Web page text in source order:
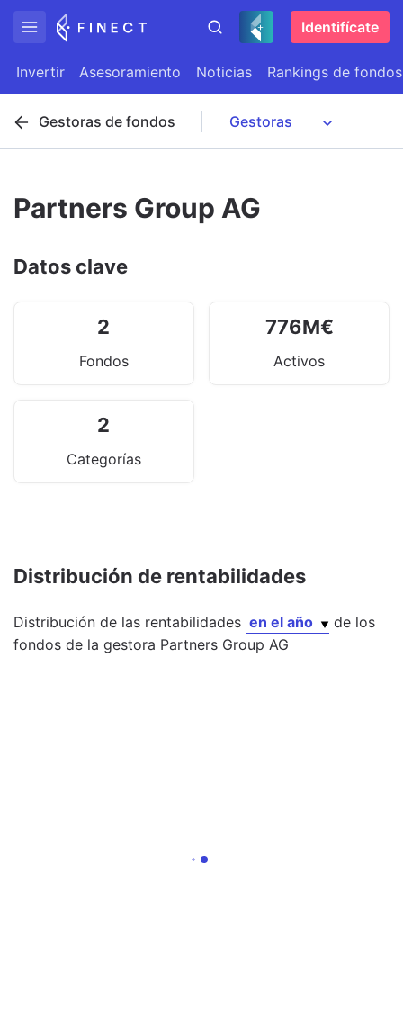
Identifícate
Invertir Asesoramiento Noticias Rankings de fondos
Gestoras de fondos
Partners Group AG
Datos clave
2
Fondos
776M€
Activos
2
Categorías
Distribución de rentabilidades
Distribución de las rentabilidades en el año
de los
fondos de la gestora Partners Group AG